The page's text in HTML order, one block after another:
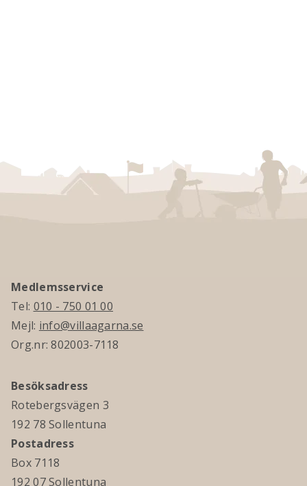
Medlemsservice
Tel: 010 - 750 01 00
Mejl: info@villaagarna.se
Org.nr: 802003-7118
Besöksadress
Rotebergsvägen 3
192 78 Sollentuna
Postadress
Box 7118
192 07 Sollentuna